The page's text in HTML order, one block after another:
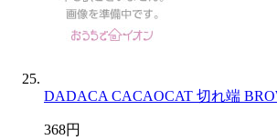
DADACA CACAOCAT 切れ端
368円